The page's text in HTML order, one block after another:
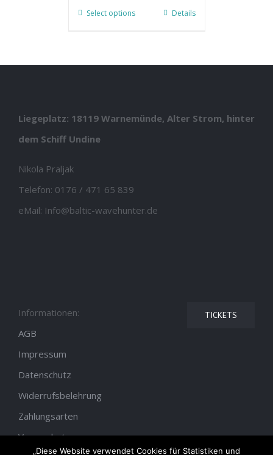
Select options Details
Liegeplatz: 18119 Warnemünde, Alter Strom, hinter
dem Schiff Undine
Nikola Praljak
Telefon: 0176 / 471 65 839
eMail: Info@baltic-wavehunter.de
Informationen: TICKETS
AGB
Impressum
Datenschutz
Widerrufsbelehrung
Zahlungsarten
Versandarten
„Diese Website verwendet Cookies für Statistiken und